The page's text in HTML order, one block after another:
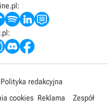
Polityka redakcyjna
cookies Reklama
Zespół